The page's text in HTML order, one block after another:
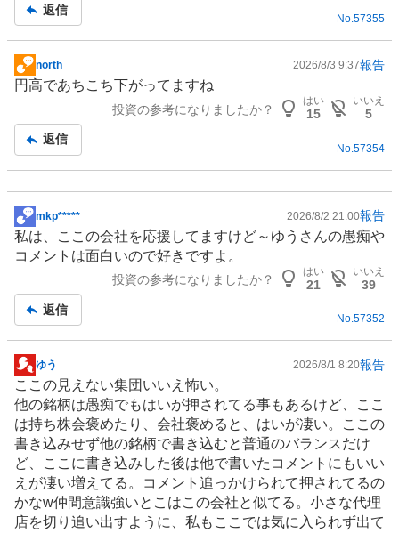
返信
No.57355
掲
示
事
north 2026/8/3 9:37報告
円高であちこち下がってますね
投資の参考になりましたか？
はい
15
いいえ
5
返信
No. 57354
掲
示
板
mkp***** 2026/8/2 21:00報告
私は、ここの会社を応援してますけど～ゆうさんの愚痴や
コメントは面白いので好きですよ。
投資の参考になりましたか？
はい
21
いいえ
39
返信
No.57352
掲
示
板
記
事
ゆう 2026/8/1 8:20報告
ここの見えない集団いいえ怖い。
他の銘柄は愚痴でもはいが押されてる事もあるけど、ここ
は持ち株会褒めたり、会社褒めると、はいが凄い。ここの
書き込みせず他の銘柄で書き込むと普通のバランスだけ
ど、ここに書き込みした後は他で書いたコメントにもいい
えが凄い増えてる。コメント追っかけられて押されてるの
かなw仲間意識強いとこはこの会社と似てる。小さな代理
店を切り追い出すように、私もここでは気に入られず出て